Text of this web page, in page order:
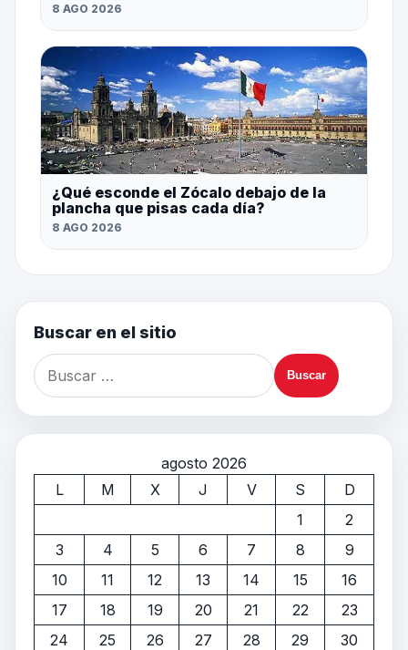
8 AGO 2026
¿Qué esconde el Zócalo debajo de la
plancha que pisas cada día?
8 AGO 2026
Buscar en el sitio
agosto 2026
L
M X J V S
D
1
2
3
4 5 6 7 8
9
10
11 12 13 14 15
16
17
18 19 20 21 22
23
24
25 26 27 28 29
30